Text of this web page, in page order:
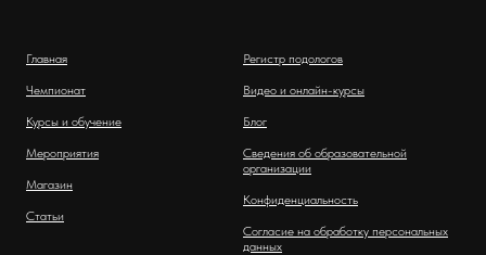
Главная
Чемпионат
Курсы и обучение
Мероприятия
Магазин
Статьи
Регистр подологов
Видео и онлайн-курсы
Блог
Сведения об образовательной
организации
Конфиденциальность
Согласие на обработку персональных
данных